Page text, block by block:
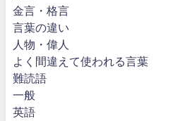
金言・格言
言葉の違い
人物・偉人
よく間違えて使われる言葉
難読語
一般
英語